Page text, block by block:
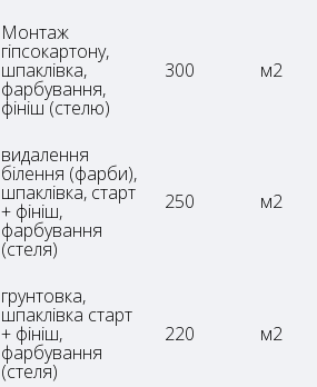
Монтаж
гіпсокартону,
шпаклівка,
фарбування,
фініш (стелю)
300 м2
видалення
білення (фарби),
шпаклівка, старт
+ фініш,
фарбування
(стеля)
250 м2
грунтовка,
шпаклівка старт
+ фініш,
фарбування
(стеля)
220 м2